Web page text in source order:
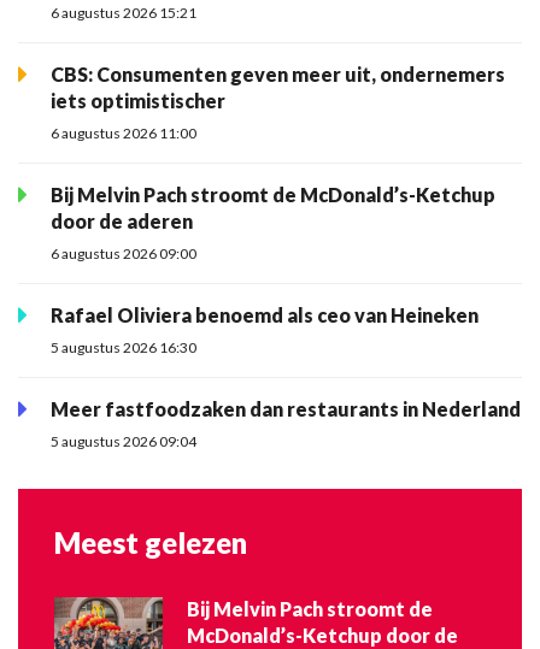
6 augustus 2026 15:21
CBS: Consumenten geven meer uit, ondernemers
iets optimistischer
6 augustus 2026 11:00
Bij Melvin Pach stroomt de McDonald’s-Ketchup
door de aderen
6 augustus 2026 09:00
Rafael Oliviera benoemd als ceo van Heineken
5 augustus 2026 16:30
Meer fastfoodzaken dan restaurants in Nederland
5 augustus 2026 09:04
Meest gelezen
Bij Melvin Pach stroomt de
McDonald’s-Ketchup door de